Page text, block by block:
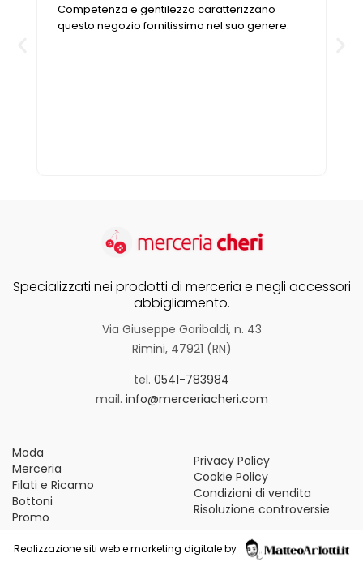
Competenza e gentilezza caratterizzano
questo negozio fornitissimo nel suo genere.
Specializzati nei prodotti di merceria e negli accessori
abbigliamento.
Via Giuseppe Garibaldi, n. 43
Rimini, 47921 (RN)
tel. 0541-783984
mail. info@merceriacheri.com
Moda
Merceria
Filati e Ricamo
Bottoni
Promo
Privacy Policy
Cookie Policy
Condizioni di vendita
Risoluzione controversie
Realizzazione siti web e marketing digitale by